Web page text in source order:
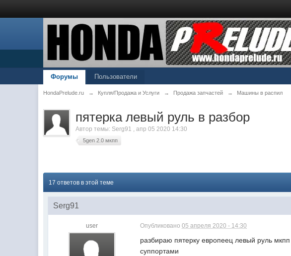
Форумы Пользователи
HondaPrelude.ru → Купля/Продажа и Услуги → Продажа запчастей → Машины в распил
пятерка левый руль в разбор
Автор темы: Serg91 ,апр 05 2020 14:30
5gen 2.0 мкпп
17 ответов в этой теме
Serg91
user Опубликовано05 апреля 2020 - 14:30
разбираю пятерку европеец левый руль
суппортами